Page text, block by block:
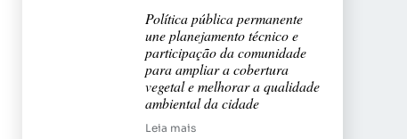
Política pública permanente
une planejamento técnico e
participação da comunidade
para ampliar a cobertura
vegetal e melhorar a qualidade
ambiental da cidade
Leia mais